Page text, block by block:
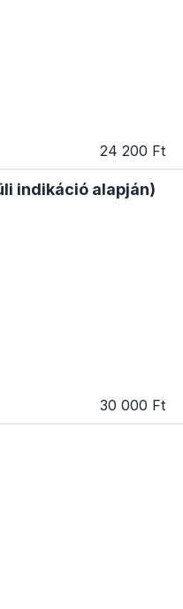
24 200 Ft
indikáció alapján)
30 000 Ft